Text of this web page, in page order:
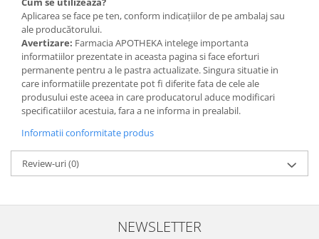
Aplicarea se face pe ten, conform indicațiilor de pe ambalaj sau
ale producătorului.
Avertizare: Farmacia APOTHEKA intelege importanta
informatiilor prezentate in aceasta pagina si face eforturi
permanente pentru a le pastra actualizate. Singura situatie in
care informatiile prezentate pot fi diferite fata de cele ale
produsului este aceea in care producatorul aduce modificari
specificatiilor acestuia, fara a ne informa in prealabil.
Informatii conformitate produs
Review-uri(0)
NEWSLETTER